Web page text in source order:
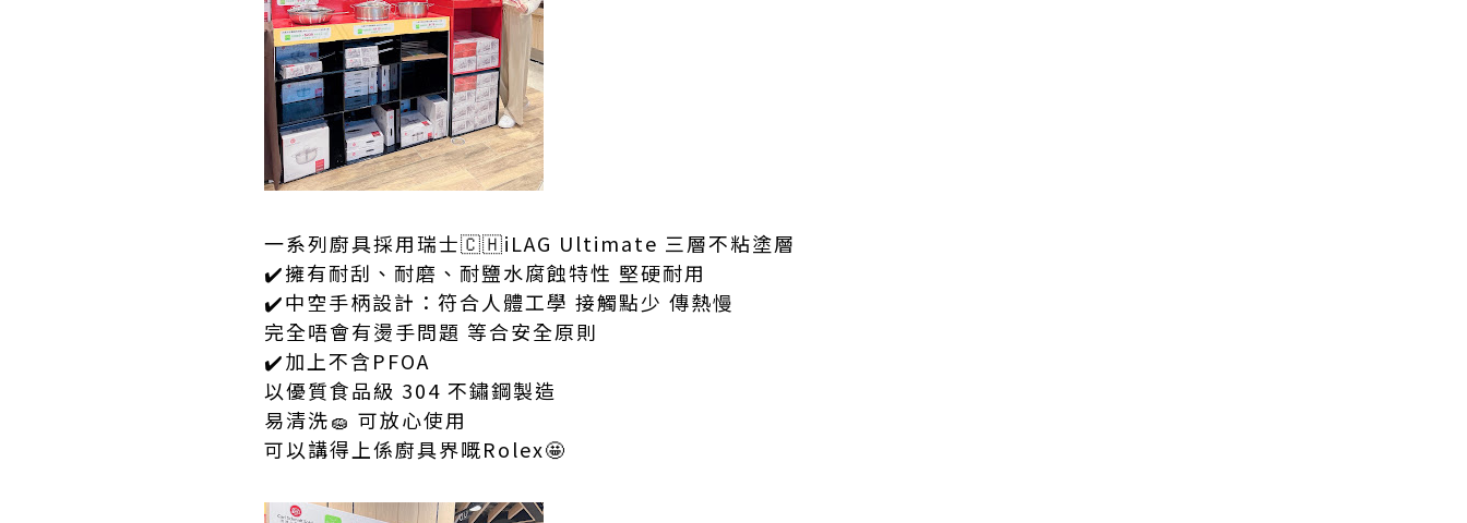
一系列廚具採用瑞士🇨🇭iLAG Ultimate 三層不粘塗層
✔️擁有耐刮、耐磨、耐鹽水腐蝕特性 堅硬耐用
✔️中空手柄設計：符合人體工學 接觸點少 傳熱慢
完全唔會有燙手問題 等合安全原則
✔️加上不含PFOA
以優質食品級 304 不鏽鋼製造
易清洗🧽 可放心使用
可以講得上係廚具界嘅Rolex🤩